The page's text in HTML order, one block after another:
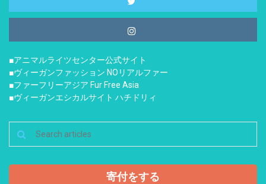
■アニマルライツセンター公式サイト
■ヴィーガンファッション NOリアルファー
■ファーフリーアジア Fur Free Asia
■ヴィーガンエシカルサイト ハチドリィ
寄付をする